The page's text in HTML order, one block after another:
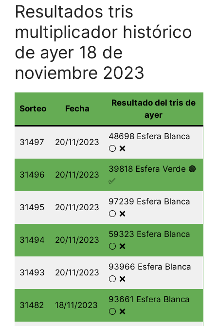
Resultados tris
multiplicador histórico
de ayer 18 de
noviembre 2023
Sorteo Fecha
Resultado del tris de
ayer
31497 20/11/2023
48698 Esfera Blanca
⚪️ ❌
31496 20/11/2023
39818 Esfera Verde 🟢
✅
31495 20/11/2023
97239 Esfera Blanca
⚪️ ❌
31494 20/11/2023
59323 Esfera Blanca
⚪️ ❌
31493 20/11/2023
93966 Esfera Blanca
⚪️ ❌
31482 18/11/2023
93661 Esfera Blanca
⚪️ ❌